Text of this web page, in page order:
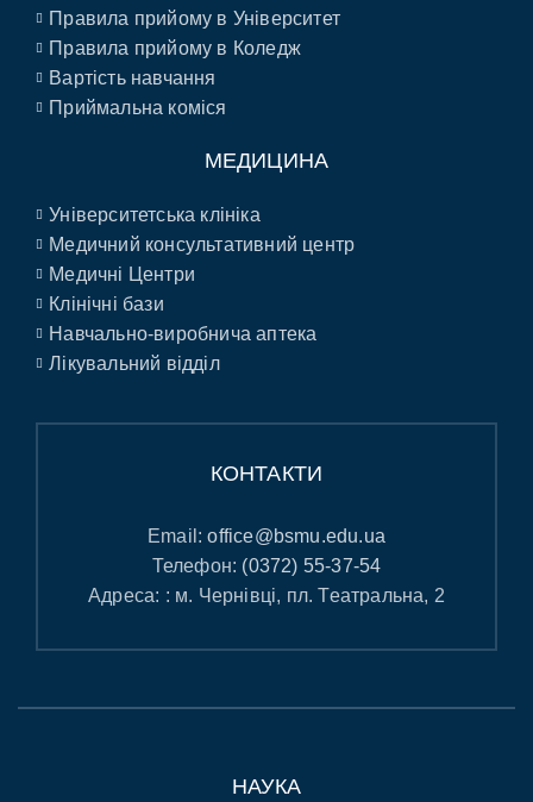
Правила прийому в Університет
Правила прийому в Коледж
Вартість навчання
Приймальна коміся
МЕДИЦИНА
Університетська клініка
Медичний консультативний центр
Медичні Центри
Клінічні бази
Навчально-виробнича аптека
Лікувальний відділ
КОНТАКТИ
Email:office@bsmu.edu.ua
Телефон: (0372) 55-37-54
Адреса: : м. Чернівці, пл. Театральна, 2
НАУКА